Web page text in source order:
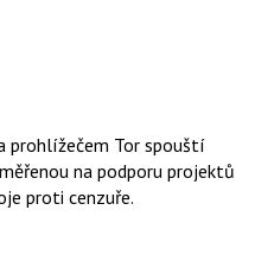
prohlížečem Tor spouští
na podporu projektů
proti cenzuře.